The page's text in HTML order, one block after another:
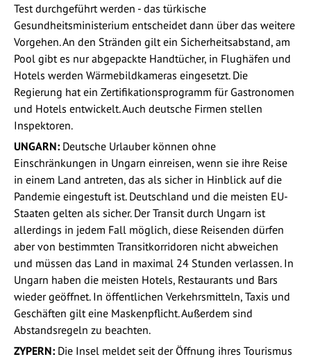
Test durchgeführt werden - das türkische
Gesundheitsministerium entscheidet dann über das weitere
Vorgehen. An den Stränden gilt ein Sicherheitsabstand, am
Pool gibt es nur abgepackte Handtücher, in Flughäfen und
Hotels werden Wärmebildkameras eingesetzt. Die
Regierung hat ein Zertifikationsprogramm für Gastronomen
und Hotels entwickelt. Auch deutsche Firmen stellen
Inspektoren.
UNGARN: Deutsche Urlauber können ohne
Einschränkungen in Ungarn einreisen, wenn sie ihre Reise
in einem Land antreten, das als sicher in Hinblick auf die
Pandemie eingestuft ist. Deutschland und die meisten EU-
Staaten gelten als sicher. Der Transit durch Ungarn ist
allerdings in jedem Fall möglich, diese Reisenden dürfen
aber von bestimmten Transitkorridoren nicht abweichen
und müssen das Land in maximal 24 Stunden verlassen. In
Ungarn haben die meisten Hotels, Restaurants und Bars
wieder geöffnet. In öffentlichen Verkehrsmitteln, Taxis und
Geschäften gilt eine Maskenpflicht. Außerdem sind
Abstandsregeln zu beachten.
ZYPERN: Die Insel meldet seit der Öffnung ihres Tourismus